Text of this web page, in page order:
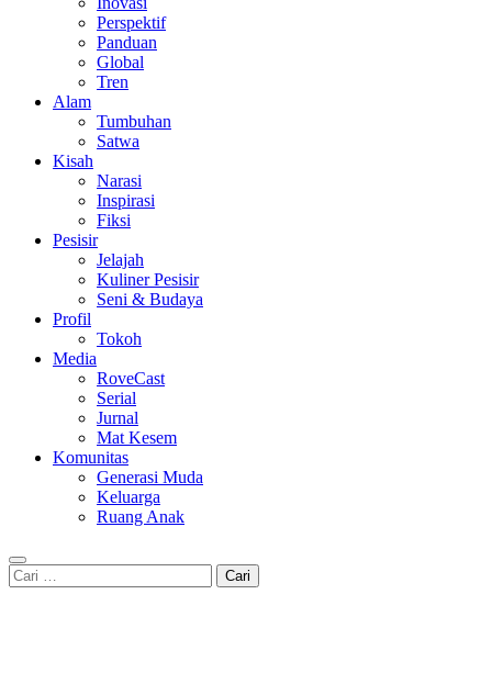
Perspektif
Panduan
Global
Tren
Alam
Tumbuhan
Satwa
Kisah
Narasi
Inspirasi
Fiksi
Pesisir
Jelajah
Kuliner Pesisir
Seni & Budaya
Profil
Tokoh
Media
RoveCast
Serial
Jurnal
Mat Kesem
Komunitas
Generasi Muda
Keluarga
Ruang Anak
Cari
untuk: